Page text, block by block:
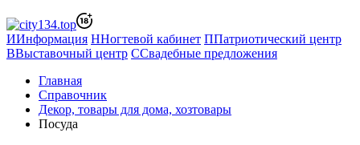
ИИнформация ННогтевой кабинет ППатриотический центр
ВВыставочный центр ССвадебные предложения
Главная
Справочник
Декор, товары для дома, хозтовары
Посуда